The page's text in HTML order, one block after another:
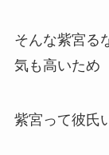
そんな紫宮る
気も高いため
紫宮って彼氏